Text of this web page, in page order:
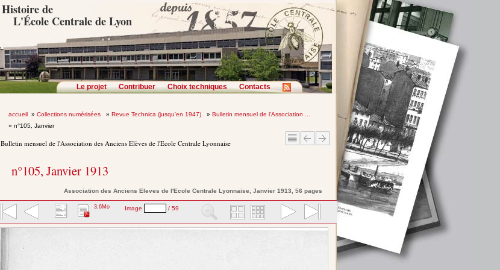
Histoire de
L'École Centrale de Lyon
Le projet Contribuer Choix techniques Contacts
accueil» Collections numérisées » Revue Technica (jusqu'en 1947) » Bulletin mensuel de l'Association ...
» n°105, Janvier
Bulletin mensuel de l'Association des Anciens Elèves de l'Ecole Centrale Lyonnaise
n°105, Janvier 1913
Association des Anciens Eleves de l'Ecole Centrale Lyonnaise, Janvier 1913, 56 pages
3,6Mo Image / 59